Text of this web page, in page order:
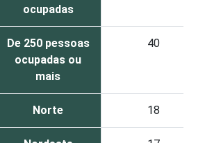
ocupadas
De 250 pessoas
ocupadas ou
mais
40
Norte 18